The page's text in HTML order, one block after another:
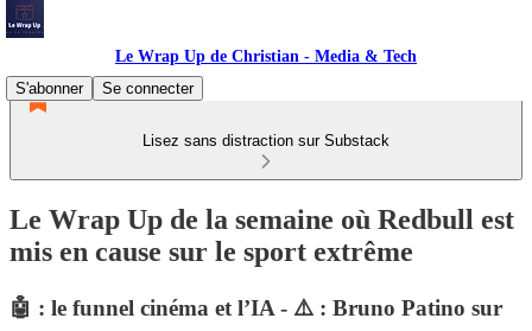
Le Wrap Up de Christian - Media & Tech
S'abonner
Se connecter
Lisez sans distraction sur Substack
Le Wrap Up de la semaine où Redbull est
mis en cause sur le sport extrême
🤖 : le funnel cinéma et l’IA - ⚠️ : Bruno Patino sur